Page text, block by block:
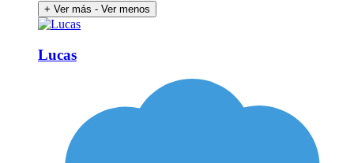
+ Ver más - Ver menos
Lucas